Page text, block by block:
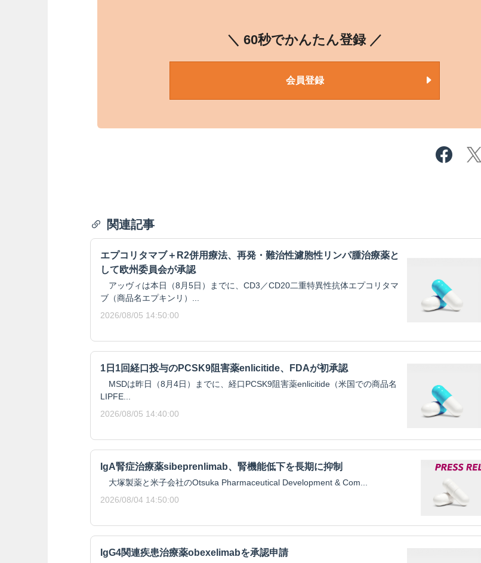
＼ 60秒でかんたん登録 ／
会員登録
関連記事
エプコリタマブ＋R2併用療法、再発・難治性濾胞性リンパ腫治療薬と
して欧州委員会が承認
アッヴィは本日（8月5日）までに、CD3／CD20二重特異性抗体エプコリタマ
ブ（商品名エプキンリ）...
2026/08/05 14:50:00
1日1回経口投与のPCSK9阻害薬enlicitide、FDAが初承認
MSDは昨日（8月4日）までに、経口PCSK9阻害薬enlicitide（米国での商品名
LIPFE...
2026/08/05 14:40:00
IgA腎症治療薬sibeprenlimab、腎機能低下を長期に抑制
大塚製薬と米子会社のOtsuka Pharmaceutical Development & Com...
2026/08/04 14:50:00
IgG4関連疾患治療薬obexelimabを承認申請